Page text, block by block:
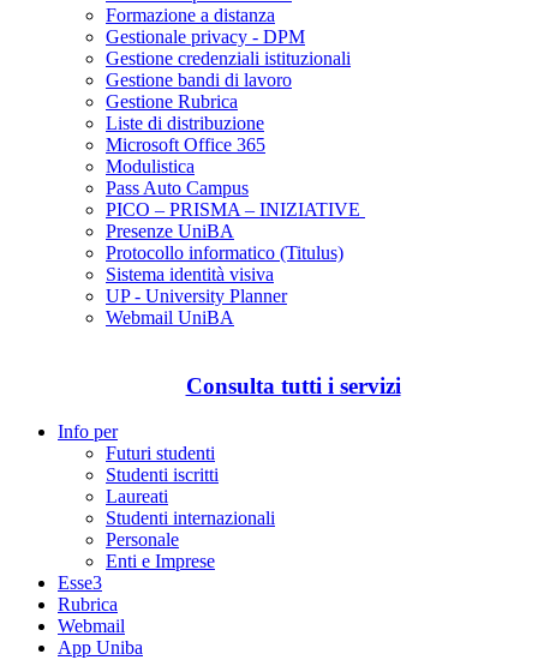
Formazione a distanza
Gestionale privacy - DPM
Gestione credenziali istituzionali
Gestione bandi di lavoro
Gestione Rubrica
Liste di distribuzione
Microsoft Office 365
Modulistica
Pass Auto Campus
PICO – PRISMA – INIZIATIVE
Presenze UniBA
Protocollo informatico (Titulus)
Sistema identità visiva
UP - University Planner
Webmail UniBA
Consulta tutti i servizi
Info per
Futuri studenti
Studenti iscritti
Laureati
Studenti internazionali
Personale
Enti e Imprese
Esse3
Rubrica
Webmail
App Uniba